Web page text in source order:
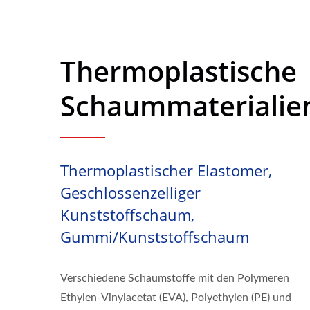
Thermoplastische
Thermoplastischer Elastomer,
Geschlossenzelliger
Kunststoffschaum,
Gummi/Kunststoffschaum
Verschiedene Schaumstoffe mit den Polymeren
Ethylen-Vinylacetat (EVA), Polyethylen (PE) und